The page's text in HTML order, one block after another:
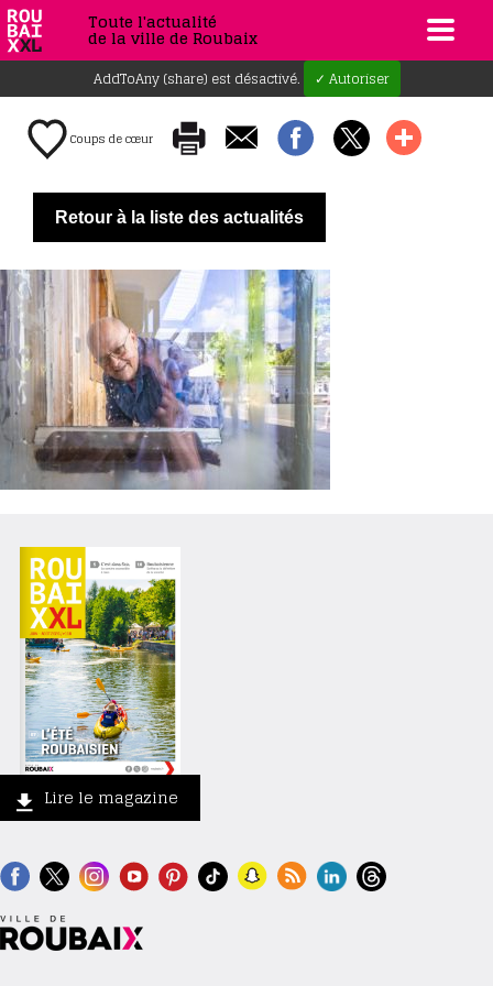
Toute l'actualité
de la ville de Roubaix
AddToAny (share) est désactivé. ✓ Autoriser
Coups de cœur
Retour à la liste des actualités
Lire le magazine